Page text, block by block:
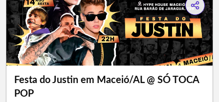
Festa do Justin em Maceió/AL @ SÓ TOCA
POP